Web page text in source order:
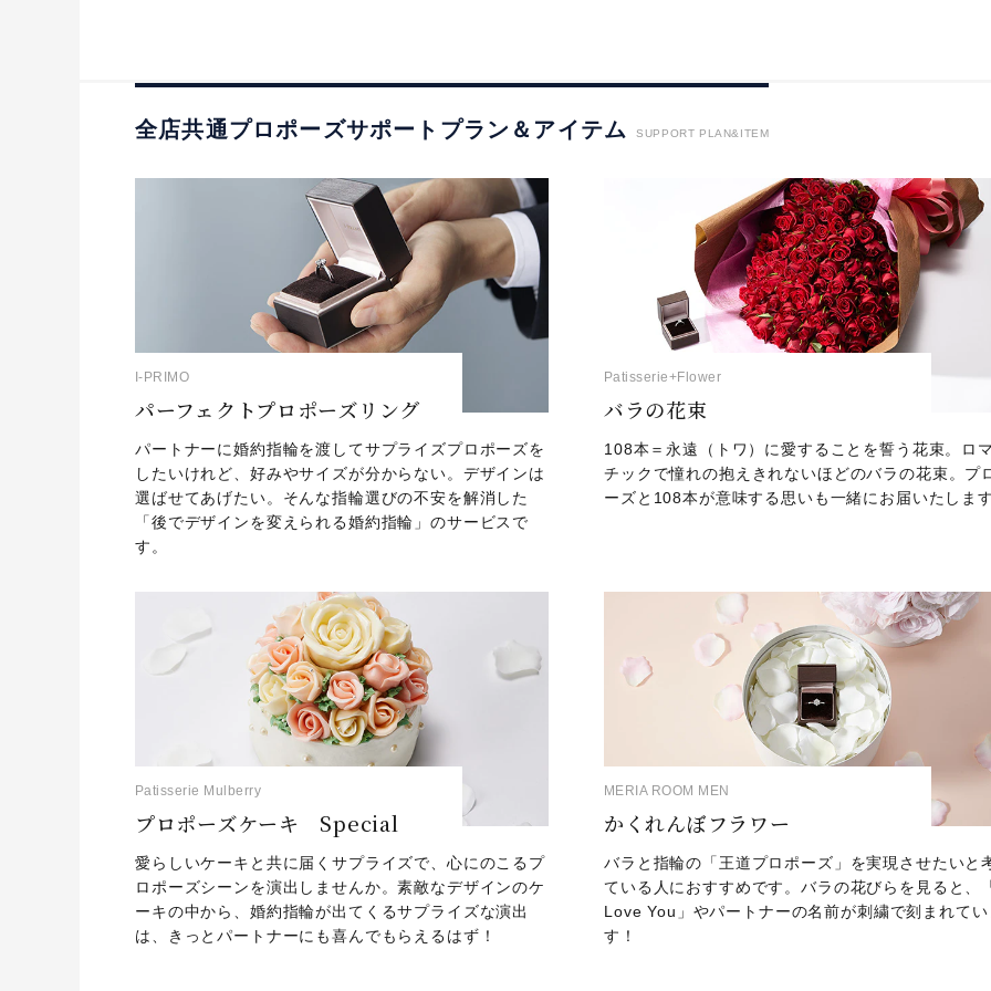
全店共通プロポーズサポートプラン＆アイテム SUPPORT PLAN&ITEM
I-PRIMO
パーフェクトプロポーズリング
パートナーに婚約指輪を渡してサプライズプロポーズを
したいけれど、好みやサイズが分からない。デザインは
選ばせてあげたい。そんな指輪選びの不安を解消した
「後でデザインを変えられる婚約指輪」のサービスで
す。
Patisserie+Flower
バラの花束
108本＝永遠（トワ）に愛することを誓う花束。ロ
チックで憧れの抱えきれないほどのバラの花束。プ
ーズと108本が意味する思いも一緒にお届いたします
Patisserie Mulberry
プロポーズケーキ Special
愛らしいケーキと共に届くサプライズで、心にのこるプ
ロポーズシーンを演出しませんか。素敵なデザインのケ
ーキの中から、婚約指輪が出てくるサプライズな演出
は、きっとパートナーにも喜んでもらえるはず！
MERIA ROOM MEN
かくれんぼフラワー
バラと指輪の「王道プロポーズ」を実現させたいと
ている人におすすめです。バラの花びらを見ると、
Love You」やパートナーの名前が刺繍で刻まれてい
す！